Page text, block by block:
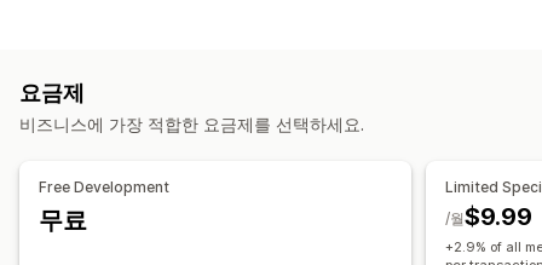
정기 결제
사용자 지정 가격 책정
다운로드 관리
파일 보안
비밀번호 보호
요금제
비즈니스에 가장 적합한 요금제를 선택하세요.
Free Development
무료
Limited
$9.99
/월
+2.9% of all